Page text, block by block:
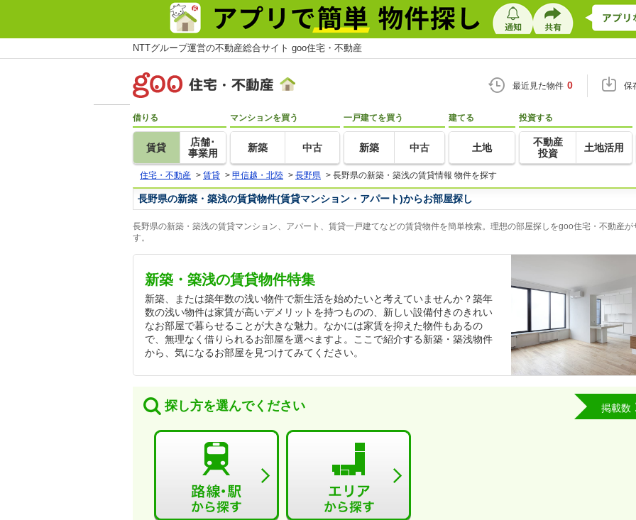
NTTグループ運営の不動産総合サイト goo住宅・不動産
最近見た物件 0 保
借りる
賃貸
店舗･
事業用
マンションを買う
新築 中古
一戸建てを買う
新築 中古
建てる
土地
投資する
不動産
投資
土地活用
住宅・不動産 > 賃貸 > 甲信越・北陸 > 長野県 > 長野県の新築・築浅の賃貸情報 物件を探す
長野県の新築・築浅の賃貸物件(賃貸マンション・アパート)からお部屋探し
長野県の新築・築浅の賃貸マンション、アパート、賃貸一戸建てなどの賃貸物件を簡単検索。理想の部屋探しをgoo住宅・不動産が
す。
新築・築浅の賃貸物件特集
新築、または築年数の浅い物件で新生活を始めたいと考えていませんか？築年
数の浅い物件は家賃が高いデメリットを持つものの、新しい設備付きのきれい
なお部屋で暮らせることが大きな魅力。なかには家賃を抑えた物件もあるの
で、無理なく借りられるお部屋を選べますよ。ここで紹介する新築・築浅物件
から、気になるお部屋を見つけてみてください。
探し方を選んでください 掲載数